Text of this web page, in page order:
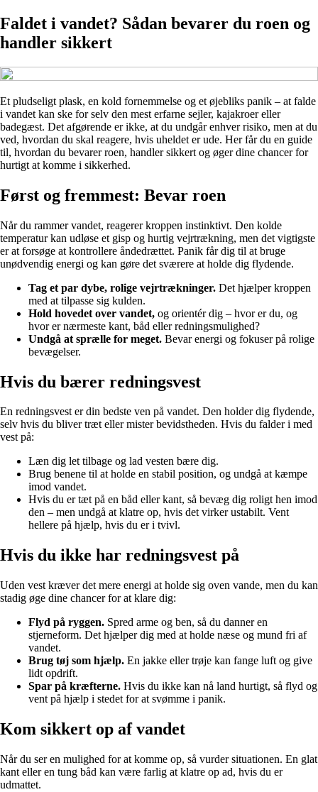
Faldet i vandet? Sådan bevarer du roen og
handler sikkert
Et pludseligt plask, en kold fornemmelse og et øjebliks panik – at falde
i vandet kan ske for selv den mest erfarne sejler, kajakroer eller
badegæst. Det afgørende er ikke, at du undgår enhver risiko, men at du
ved, hvordan du skal reagere, hvis uheldet er ude. Her får du en guide
til, hvordan du bevarer roen, handler sikkert og øger dine chancer for
hurtigt at komme i sikkerhed.
Først og fremmest: Bevar roen
Når du rammer vandet, reagerer kroppen instinktivt. Den kolde
temperatur kan udløse et gisp og hurtig vejrtrækning, men det vigtigste
er at forsøge at kontrollere åndedrættet. Panik får dig til at bruge
unødvendig energi og kan gøre det sværere at holde dig flydende.
Tag et par dybe, rolige vejrtrækninger. Det hjælper kroppen
med at tilpasse sig kulden.
Hold hovedet over vandet, og orientér dig – hvor er du, og
hvor er nærmeste kant, båd eller redningsmulighed?
Undgå at sprælle for meget. Bevar energi og fokuser på rolige
bevægelser.
Hvis du bærer redningsvest
En redningsvest er din bedste ven på vandet. Den holder dig flydende,
selv hvis du bliver træt eller mister bevidstheden. Hvis du falder i med
vest på:
Læn dig let tilbage og lad vesten bære dig.
Brug benene til at holde en stabil position, og undgå at kæmpe
imod vandet.
Hvis du er tæt på en båd eller kant, så bevæg dig roligt hen imod
den – men undgå at klatre op, hvis det virker ustabilt. Vent
hellere på hjælp, hvis du er i tvivl.
Hvis du ikke har redningsvest på
Uden vest kræver det mere energi at holde sig oven vande, men du kan
stadig øge dine chancer for at klare dig:
Flyd på ryggen. Spred arme og ben, så du danner en
stjerneform. Det hjælper dig med at holde næse og mund fri af
vandet.
Brug tøj som hjælp. En jakke eller trøje kan fange luft og give
lidt opdrift.
Spar på kræfterne. Hvis du ikke kan nå land hurtigt, så flyd og
vent på hjælp i stedet for at svømme i panik.
Kom sikkert op af vandet
Når du ser en mulighed for at komme op, så vurder situationen. En glat
kant eller en tung båd kan være farlig at klatre op ad, hvis du er
udmattet.